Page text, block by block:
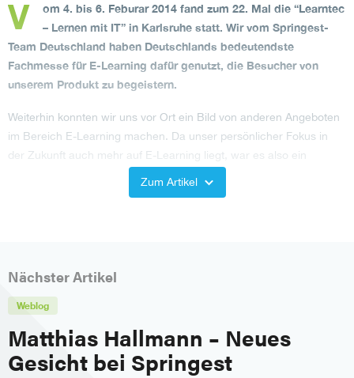
om 4. bis 6. Feburar 2014 fand zum 22. Mal die “Learntec
– Lernen mit IT” in Karlsruhe statt. Wir vom Springest-
Team Deutschland haben Deutschlands bedeutendste
Fachmesse für E-Learning dafür genutzt, die Besucher von
unserem Produkt zu begeistern.
Weiterhin konnten wir uns vor Ort ein Bild von anderen Angeboten
im Bereich E-Learning machen. Da unser persönlicher Fokus in
der Zukunft auch mehr auf E-Learning liegt, war es also ein
Zum Artikel
Nächster Artikel
Weblog
Matthias Hallmann – Neues
Gesicht bei Springest